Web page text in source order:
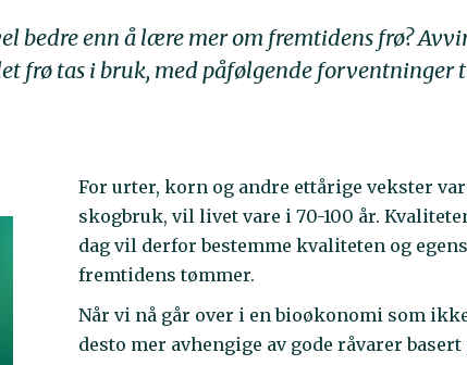
bedre enn å lære mer om fremtidens frø?
frø tas i bruk, med påfølgende
For urter, korn og andre ettårige vekster
skogbruk, vil livet vare i 70-100 år.
dag vil derfor bestemme kvaliteten og
fremtidens tømmer.
Når vi nå går over i en bioøkonomi som
desto mer avhengige av gode råvarer